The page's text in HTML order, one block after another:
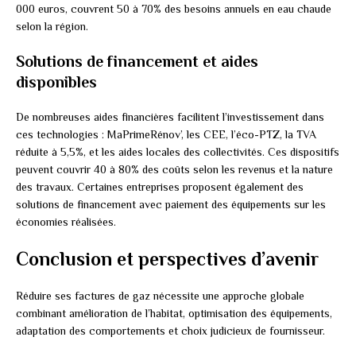
000 euros, couvrent 50 à 70% des besoins annuels en eau chaude
selon la région.
Solutions de financement et aides
disponibles
De nombreuses aides financières facilitent l’investissement dans
ces technologies : MaPrimeRénov’, les CEE, l’éco-PTZ, la TVA
réduite à 5,5%, et les aides locales des collectivités. Ces dispositifs
peuvent couvrir 40 à 80% des coûts selon les revenus et la nature
des travaux. Certaines entreprises proposent également des
solutions de financement avec paiement des équipements sur les
économies réalisées.
Conclusion et perspectives d’avenir
Réduire ses factures de gaz nécessite une approche globale
combinant amélioration de l’habitat, optimisation des équipements,
adaptation des comportements et choix judicieux de fournisseur.